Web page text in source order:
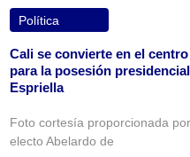
Política
Cali se convierte en el
para la posesión
Espriella
Foto cortesía proporcionada
electo Abelardo de